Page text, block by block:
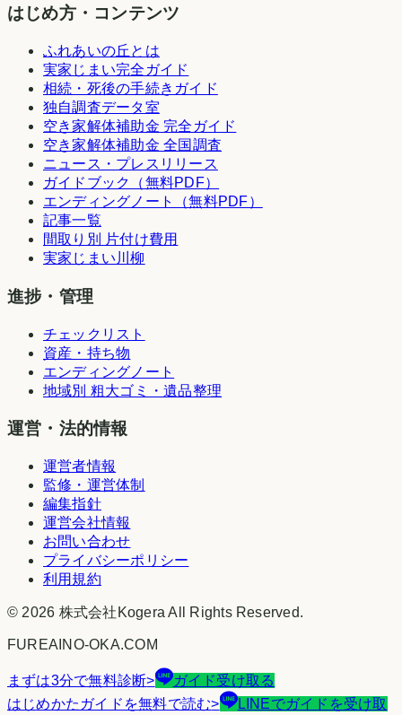
はじめ方・コンテンツ
ふれあいの丘とは
実家じまい完全ガイド
相続・死後の手続きガイド
独自調査データ室
空き家解体補助金 完全ガイド
空き家解体補助金 全国調査
ニュース・プレスリリース
ガイドブック（無料PDF）
エンディングノート（無料PDF）
記事一覧
間取り別 片付け費用
実家じまい川柳
進捗・管理
チェックリスト
資産・持ち物
エンディングノート
地域別 粗大ゴミ・遺品整理
運営・法的情報
運営者情報
監修・運営体制
編集指針
運営会社情報
お問い合わせ
プライバシーポリシー
利用規約
© 2026 株式会社Kogera All Rights Reserved.
FUREAINO-OKA.COM
まずは3分で無料診断>
ガイド受け取る
はじめかたガイドを無料で読む> LINEでガイドを受け取